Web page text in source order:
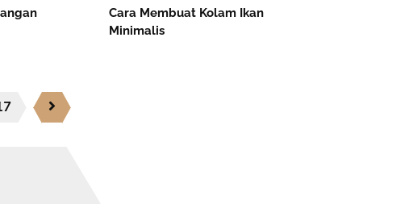
Cara Membuat Kolam Ikan
Minimalis